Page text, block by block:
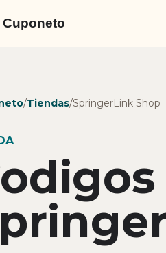
/Tiendas/SpringerLink Shop